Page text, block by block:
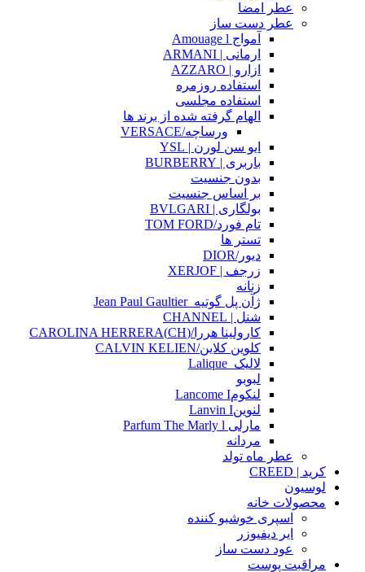
عطر امضا
عطر دست ساز
آمواج Amouage l
ارمانی | ARMANI
ازارو | AZZARO
استفاده روزمره
استفاده مجلسی
الهام گرفته شده از برند ها
ورساچه/VERSACE
ایو سن لورن | YSL
باربری | BURBERRY
بدون جنسیت
بر اساس جنسیت
بولگاری | BVLGARI
تام فورد/TOM FORD
تستر ها
دیور/DIOR
زرجف | XERJOF
زنانه
ژآن پل گوتیه_Jean Paul Gaultier
شنل | CHANNEL
کارولینا هررا/(CH)CAROLINA HERRERA
کلوین کلاین/CALVIN KELIEN
لالیک_Lalique
لبوبو
لنکومLancome I
لنوینLanvin I
مارلی Parfum The Marly l
مردانه
عطر ماه تولد
کرید | CREED
لوسیون
محصولات خانه
اسپری خوشبو کننده
ایر دیفیوزر
عود دست ساز
مراقبت پوست